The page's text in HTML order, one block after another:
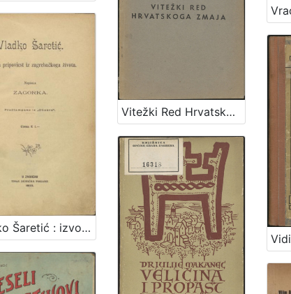
Vladko Šaretić : izvorna pripoviest iz zagrebačkoga života / napisala Zagorka
Vitežki Red Hrvatskoga Zmaja